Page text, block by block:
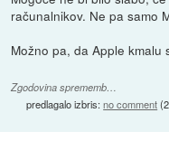
računalnikov. Ne pa samo
Možno pa, da Apple
Zgodovina sprememb…
predlagalo izbris:no comment(